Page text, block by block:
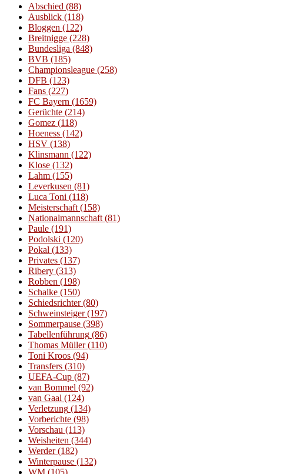
Abschied (88)
Ausblick (118)
Bloggen (122)
Breitnigge (228)
Bundesliga (848)
BVB (185)
Championsleague (258)
DFB (123)
Fans (227)
FC Bayern (1659)
Gerüchte (214)
Gomez (118)
Hoeness (142)
HSV (138)
Klinsmann (122)
Klose (132)
Lahm (155)
Leverkusen (81)
Luca Toni (118)
Meisterschaft (158)
Nationalmannschaft (81)
Paule (191)
Podolski (120)
Pokal (133)
Privates (137)
Ribery (313)
Robben (198)
Schalke (150)
Schiedsrichter(80)
Schweinsteiger(197)
Sommerpause (398)
Tabellenführung (86)
Thomas Müller(110)
Toni Kroos (94)
Transfers (310)
UEFA-Cup (87)
van Bommel (92)
van Gaal (124)
Verletzung (134)
Vorberichte (98)
Vorschau (113)
Weisheiten (344)
Werder(182)
Winterpause (132)
WM (105)